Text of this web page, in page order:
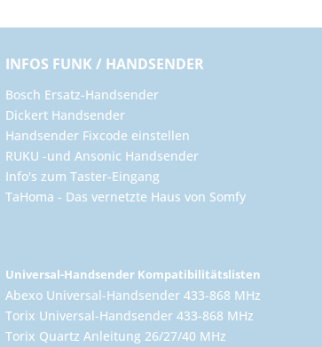
INFOS FUNK / HANDSENDER
Bosch Ersatz-Handsender
Dickert Handsender
Handsender Fixcode einstellen
RUKU -und Ansonic Handsender
Info's zum Taster-Eingang
TaHoma - Das vernetzte Haus von Somfy
Universal-Handsender Kompatibilitätslisten
Abexo Universal-Handsender 433-868 MHz
Torix Universal-Handsender 433-868 MHz
Torix Quartz Anleitung 26/27/40 MHz